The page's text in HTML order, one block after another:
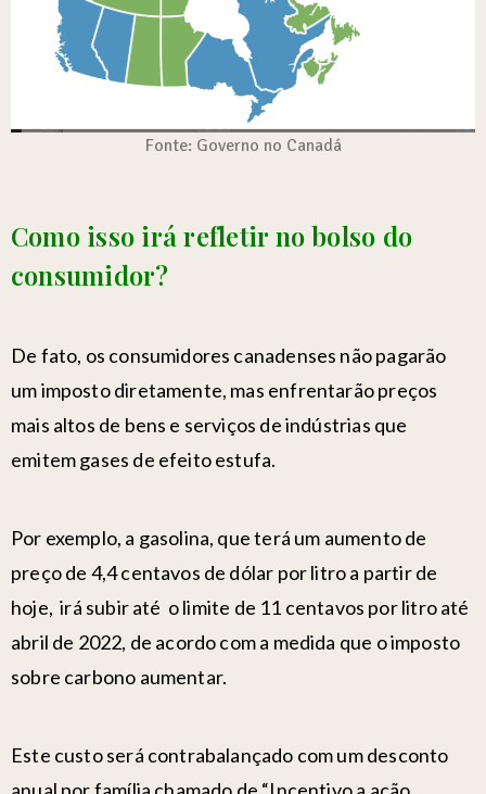
Fonte: Governo no Canadá
Como isso irá refletir no bolso do
consumidor?
De fato, os consumidores canadenses não pagarão
um imposto diretamente, mas enfrentarão preços
mais altos de bens e serviços de indústrias que
emitem gases de efeito estufa.
Por exemplo, a gasolina, que terá um aumento de
preço de 4,4 centavos de dólar por litro a partir de
hoje, irá subir até o limite de 11 centavos por litro até
abril de 2022, de acordo com a medida que o imposto
sobre carbono aumentar.
Este custo será contrabalançado com um desconto